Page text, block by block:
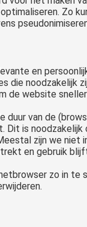
Zo
en
die noodzakelijk
website
van de
Dit is
zijn we niet
en gebruik
zo in